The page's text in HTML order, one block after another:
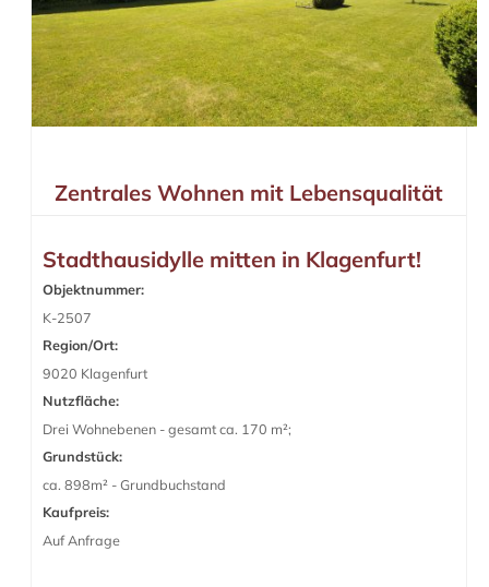
Zentrales Wohnen mit Lebensqualität
Stadthausidylle mitten in Klagenfurt!
Objektnummer:
K-2507
Region/Ort:
9020 Klagenfurt
Nutzfläche:
Drei Wohnebenen - gesamt ca. 170 m²;
Grundstück:
ca. 898m² - Grundbuchstand
Kaufpreis:
Auf Anfrage